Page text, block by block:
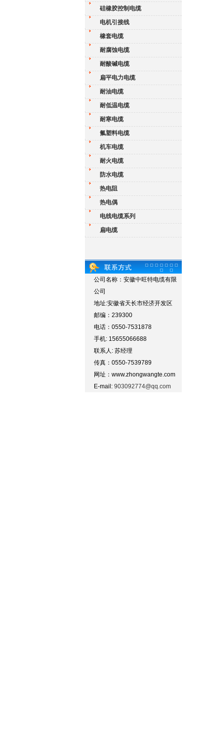
硅橡胶控制电缆
电机引接线
橡套电缆
耐腐蚀电缆
耐酸碱电缆
扁平电力电缆
耐油电缆
耐低温电缆
耐寒电缆
氟塑料电缆
机车电缆
耐火电缆
防水电缆
热电阻
热电偶
电线电缆系列
扁电缆
公司名称：安徽中旺特电缆有限
公司
地址:安徽省天长市经济开发区
邮编：239300
电话：0550-7531878
手机: 15655066688
联系人: 苏经理
传真：0550-7539789
网址：www.zhongwangte.com
E-mail: 903092774@qq.com